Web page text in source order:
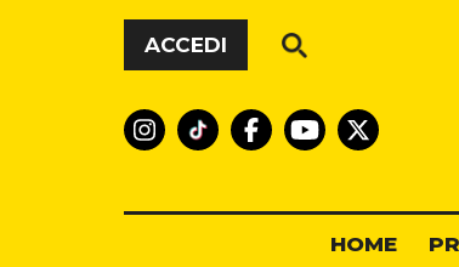
Vai al contenuto
ACCEDI
HOME